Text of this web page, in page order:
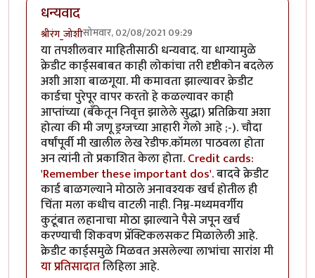
धन्यवाद
श्रीरंग_जोशीसोमवार, 02/08/2021 09:29
या तपशीलवार माहितीसाठी धन्यवाद. या धाग्यामुळे
क्रेडीट कार्ड्सबाबत काही लोकांचा तरी दृष्टीकोन बदलेल
अशी आशा बाळगूया. मी कमावता झाल्यावर क्रेडीट
कार्डचा पुरेपूर वापर करतो हे कळल्यावर काही
आप्तांच्या (बँकेतून निवृत्त झालेले सुद्धा) प्रतिक्रिया अशा
होत्या की मी जणू ड्रग्जच्या आहारी गेलो आहे ;-). चौदा
वर्षांपूर्वी मी खालील लेख रेडीफ.कॉमला पाठवला होता
अन त्यांनी तो प्रकाशित केला होता.Credit cards:
'Remember these important dos'. बादवे क्रेडीट
कार्ड बाळगल्याने मोठाले अनावश्यक खर्च होतील ही
चिंता मला कधीच वाटली नाही. निम्न-मध्यमवर्गीय
कुटूंबात लहानाचा मोठा झाल्याने पैसे जपून खर्च
करण्याची शिकवण प्रॅक्टिकलसकट मिळालेली आहे.
क्रेडीट कार्ड्समुळे मिळवत असलेल्या लाभांचा सारांश मी
या प्रतिसादातलिहिला आहे.